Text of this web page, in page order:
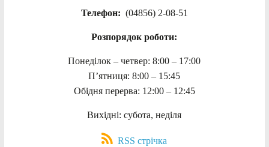
Телефон: (04856) 2-08-51
Розпорядок роботи:
Понеділок – четвер: 8:00 – 17:00
П’ятниця: 8:00 – 15:45
Обідня перерва: 12:00 – 12:45
Вихідні: субота, неділя
RSS стрічка